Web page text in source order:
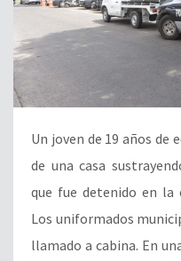
Un joven de 19 años
de una casa
que fue detenido en la
Los uniformados
llamado a cabina. En